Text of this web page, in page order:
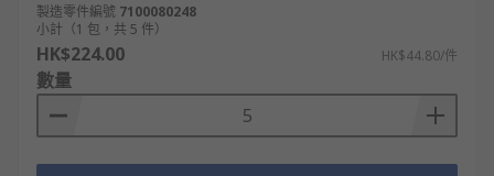
製造零件編號 7100080248
小計（1 包，共 5 件）
HK$224.00 HK$44.80/件
數量